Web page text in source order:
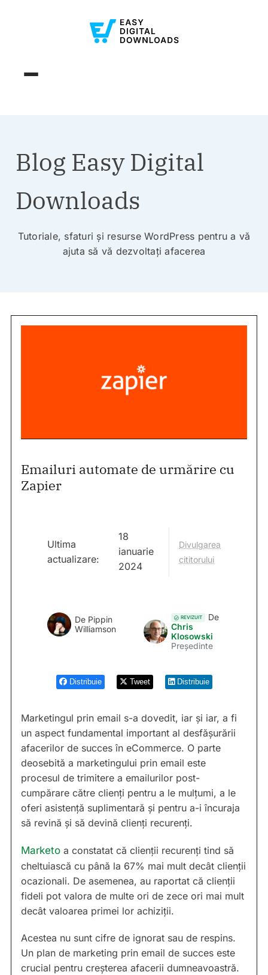
Blog Easy Digital
Downloads
Tutoriale, sfaturi și resurse WordPress pentru a vă
ajuta să vă dezvoltați afacerea
Emailuri automate de urmărire cu
Zapier
Ultima
actualizare:
18
ianuarie
2024
Divulgarea
cititorului
De Pippin
Williamson
REVIZUIT
De
Chris
Klosowski
Președinte
Distribuie Tweet Distribuie
Marketingul prin email s-a dovedit, iar și iar, a fi
un aspect fundamental important al desfășurării
afacerilor de succes în eCommerce. O parte
deosebită a marketingului prin email este
procesul de trimitere a emailurilor post-
cumpărare către clienți pentru a le mulțumi, a le
oferi asistență suplimentară și pentru a-i încuraja
să revină și să devină clienți recurenți.
Marketo a constatat că clienții recurenți tind să
cheltuiască cu până la 67% mai mult decât clienții
ocazionali. De asemenea, au raportat că clienții
fideli pot valora de multe ori de zece ori mai mult
decât valoarea primei lor achiziții.
Acestea nu sunt cifre de ignorat sau de respins.
Un plan de marketing prin email de succes este
crucial pentru creșterea afacerii dumneavoastră.